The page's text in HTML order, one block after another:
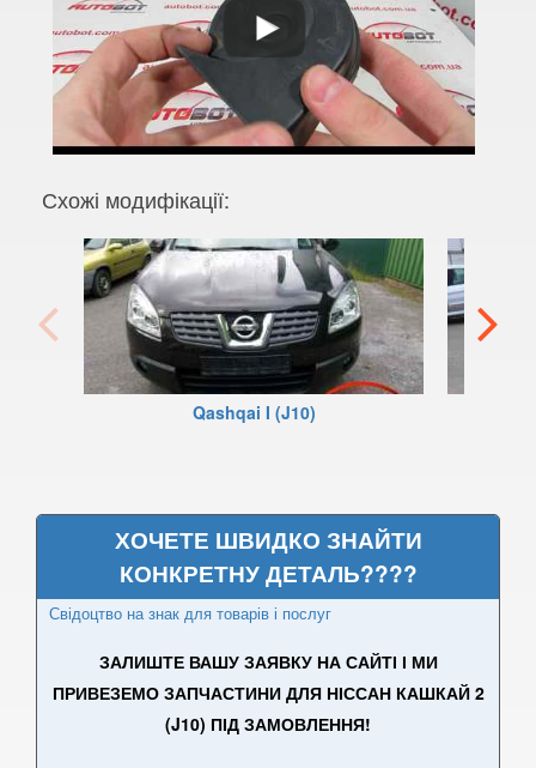
370Z V (Z34)
Armada
Cube I (Z10)
Cube II (Z11)
Cube III (Z12)
Frontier II (D22)
Frontier II (D22 Navara)
Frontier II (NP-300)
Frontier IV (D23)
GT-R (R35)
Interstar (X70)
Juke (F15, F15E)
Схожі модифікації:
Qashqai I (J10)
ХОЧЕТЕ ШВИДКО ЗНАЙТИ
КОНКРЕТНУ ДЕТАЛЬ????
Свідоцтво на знак для товарів і послуг
ЗАЛИШТЕ ВАШУ ЗАЯВКУ НА САЙТІ І МИ
ПРИВЕЗЕМО ЗАПЧАСТИНИ ДЛЯ НІССАН КАШКАЙ 2
(J10) ПІД ЗАМОВЛЕННЯ!